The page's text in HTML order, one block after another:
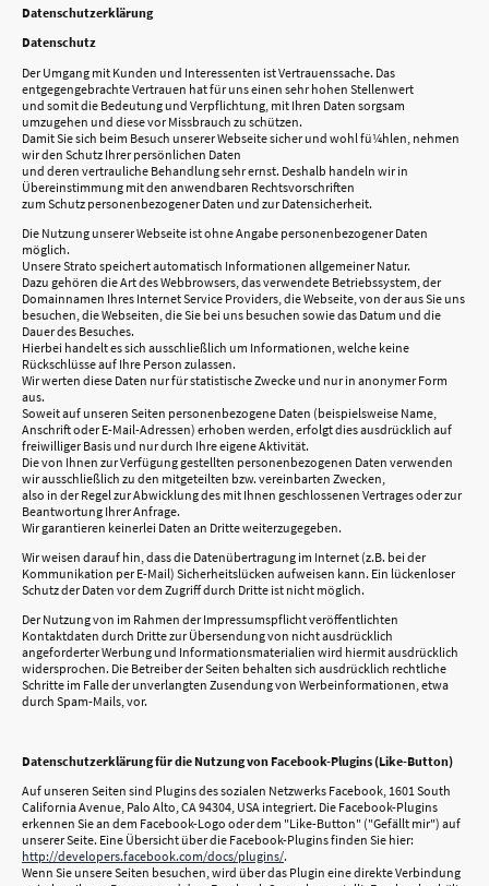
Datenschutzerklärung
Datenschutz
Der Umgang mit Kunden und Interessenten ist Vertrauenssache. Das
entgegengebrachte Vertrauen hat für uns einen sehr hohen Stellenwert
und somit die Bedeutung und Verpflichtung, mit Ihren Daten sorgsam
umzugehen und diese vor Missbrauch zu schützen.
Damit Sie sich beim Besuch unserer Webseite sicher und wohl fü¼hlen, nehmen
wir den Schutz Ihrer persönlichen Daten
und deren vertrauliche Behandlung sehr ernst. Deshalb handeln wir in
Übereinstimmung mit den anwendbaren Rechtsvorschriften
zum Schutz personenbezogener Daten und zur Datensicherheit.
Die Nutzung unserer Webseite ist ohne Angabe personenbezogener Daten
möglich.
Unsere Strato speichert automatisch Informationen allgemeiner Natur.
Dazu gehören die Art des Webbrowsers, das verwendete Betriebssystem, der
Domainnamen Ihres Internet Service Providers, die Webseite, von der aus Sie uns
besuchen, die Webseiten, die Sie bei uns besuchen sowie das Datum und die
Dauer des Besuches.
Hierbei handelt es sich ausschließlich um Informationen, welche keine
Rückschlüsse auf Ihre Person zulassen.
Wir werten diese Daten nur für statistische Zwecke und nur in anonymer Form
aus.
Soweit auf unseren Seiten personenbezogene Daten (beispielsweise Name,
Anschrift oder E-Mail-Adressen) erhoben werden, erfolgt dies ausdrücklich auf
freiwilliger Basis und nur durch Ihre eigene Aktivität.
Die von Ihnen zur Verfügung gestellten personenbezogenen Daten verwenden
wir ausschließlich zu den mitgeteilten bzw. vereinbarten Zwecken,
also in der Regel zur Abwicklung des mit Ihnen geschlossenen Vertrages oder zur
Beantwortung Ihrer Anfrage.
Wir garantieren keinerlei Daten an Dritte weiterzugegeben.
Wir weisen darauf hin, dass die Datenübertragung im Internet (z.B. bei der
Kommunikation per E-Mail) Sicherheitslücken aufweisen kann. Ein lückenloser
Schutz der Daten vor dem Zugriff durch Dritte ist nicht möglich.
Der Nutzung von im Rahmen der Impressumspflicht veröffentlichten
Kontaktdaten durch Dritte zur Übersendung von nicht ausdrücklich
angeforderter Werbung und Informationsmaterialien wird hiermit ausdrücklich
widersprochen. Die Betreiber der Seiten behalten sich ausdrücklich rechtliche
Schritte im Falle der unverlangten Zusendung von Werbeinformationen, etwa
durch Spam-Mails, vor.
Datenschutzerklärung für die Nutzung von Facebook-Plugins (Like-Button)
Auf unseren Seiten sind Plugins des sozialen Netzwerks Facebook, 1601 South
California Avenue, Palo Alto, CA 94304, USA integriert. Die Facebook-Plugins
erkennen Sie an dem Facebook-Logo oder dem "Like-Button" ("Gefällt mir") auf
unserer Seite. Eine Übersicht über die Facebook-Plugins finden Sie hier:
http://developers.facebook.com/docs/plugins/.
Wenn Sie unsere Seiten besuchen, wird über das Plugin eine direkte Verbindung